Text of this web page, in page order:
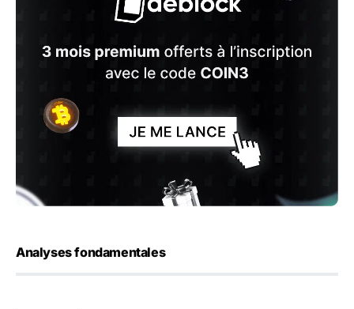
Analyses fondamentales